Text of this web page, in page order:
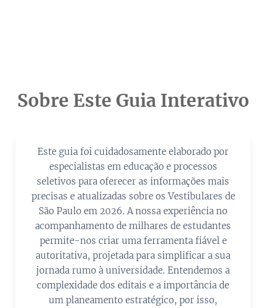
Sobre Este Guia Interativo
Este guia foi cuidadosamente elaborado por
especialistas em educação e processos
seletivos para oferecer as informações mais
precisas e atualizadas sobre os Vestibulares de
São Paulo em 2026. A nossa experiência no
acompanhamento de milhares de estudantes
permite-nos criar uma ferramenta fiável e
autoritativa, projetada para simplificar a sua
jornada rumo à universidade. Entendemos a
complexidade dos editais e a importância de
um planeamento estratégico, por isso,